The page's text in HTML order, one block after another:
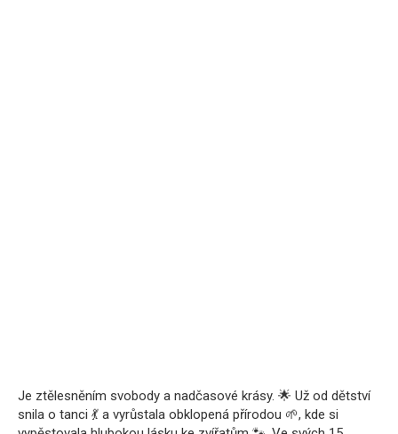
Je ztělesněním svobody a nadčasové krásy. 🌟 Už od dětství
snila o tanci 💃 a vyrůstala obklopená přírodou 🌱, kde si